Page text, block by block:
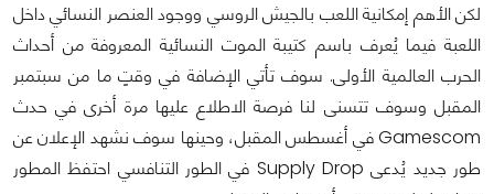
لكن الأهم إمكانية اللعب بالجيش الروسي ووجود العنصر النسائي داخل
اللعبة فيما يُعرف باسم كتيبة الموت النسائية المعروفة من أحداث
الحرب العالمية الأولى. سوف تأتي الإضافة في وقتٍ ما من سبتمبر
المقبل وسوف تتسنى لنا فرصة الاطلاع عليها مرة أخرى في حدث
Gamescom في أغسطس المقبل، وحينها سوف نشهد الإعلان عن
طور جديد يُدعى Supply Drop في الطور التنافسي احتفظ المطور